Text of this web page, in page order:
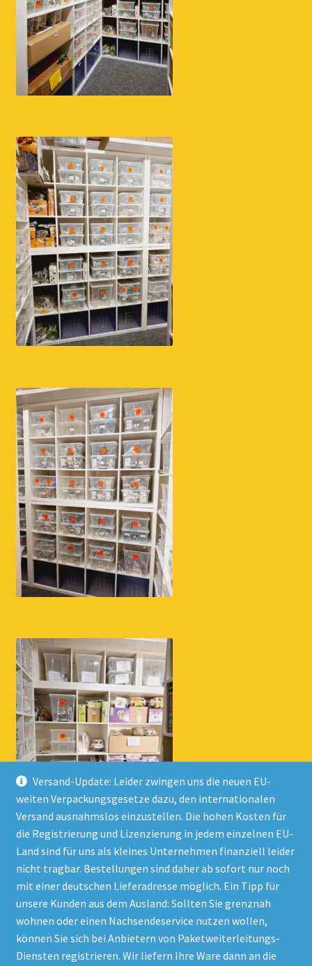
Versand-Update: Leider zwingen uns die neuen EU-
weiten Verpackungsgesetze dazu, den internationalen
Versand ausnahmslos einzustellen. Die hohen Kosten für
die Registrierung und Lizenzierung in jedem einzelnen EU-
Land sind für uns als kleines Unternehmen finanziell leider
nicht tragbar. Bestellungen sind daher ab sofort nur noch
mit einer deutschen Lieferadresse möglich. Ein Tipp für
unsere Kunden aus dem Ausland: Sollten Sie grenznah
wohnen oder einen Nachsendeservice nutzen wollen,
können Sie sich bei Anbietern von Paketweiterleitungs-
Diensten registrieren. Wir liefern Ihre Ware dann an die
© Onlineshop Kinderlino 2026
Datenschutzerklärung
Erstellt mit WooCommerce.